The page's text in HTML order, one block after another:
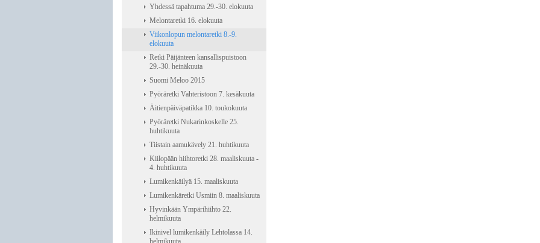
Yhdessä tapahtuma 29.-30. elokuuta
Melontaretki 16. elokuuta
Viikonlopun melontaretki 8.-9.
elokuuta
Retki Päijänteen kansallispuistoon
29.-30. heinäkuuta
Suomi Meloo 2015
Pyöräretki Vahteristoon 7. kesäkuuta
Äitienpäiväpatikka 10. toukokuuta
Pyöräretki Nukarinkoskelle 25.
huhtikuuta
Tiistain aamukävely 21. huhtikuuta
Kiilopään hiihtoretki 28. maaliskuuta -
4. huhtikuuta
Lumikenkäilyä 15. maaliskuuta
Lumikenkäretki Usmiin 8. maaliskuuta
Hyvinkään Ympärihiihto 22.
helmikuuta
Ikinivel lumikenkäily Lehtolassa 14.
helmikuuta